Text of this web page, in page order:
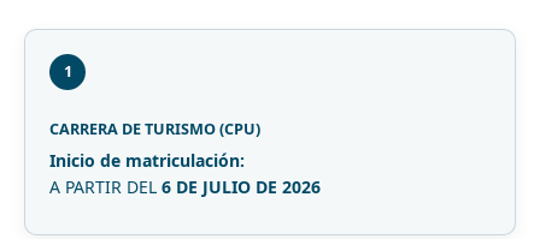
1
CARRERA DE TURISMO (CPU)
Inicio de matriculación:
A PARTIR DEL 6 DE JULIO DE 2026